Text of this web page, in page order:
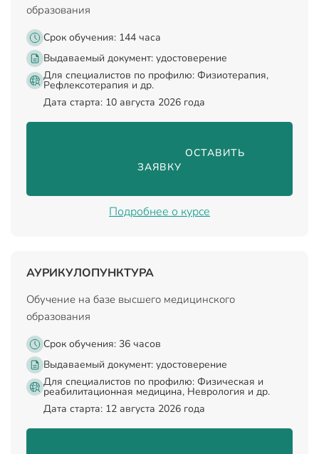
образования
Срок обучения: 144 часа
Выдаваемый документ: удостоверение
Для специалистов по профилю: Физиотерапия,
Рефлексотерапия и др.
Дата старта: 10 августа 2026 года
                                ОСТАВИТЬ
ЗАЯВКУ
Подробнее о курсе
АУРИКУЛОПУНКТУРА
Обучение на базе высшего медицинского
образования
Срок обучения: 36 часов
Выдаваемый документ: удостоверение
Для специалистов по профилю: Физическая и
реабилитационная медицина, Неврология и др.
Дата старта: 12 августа 2026 года